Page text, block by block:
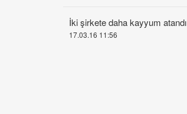
İki şirkete daha kayyum atandı
17.03.16 11:56